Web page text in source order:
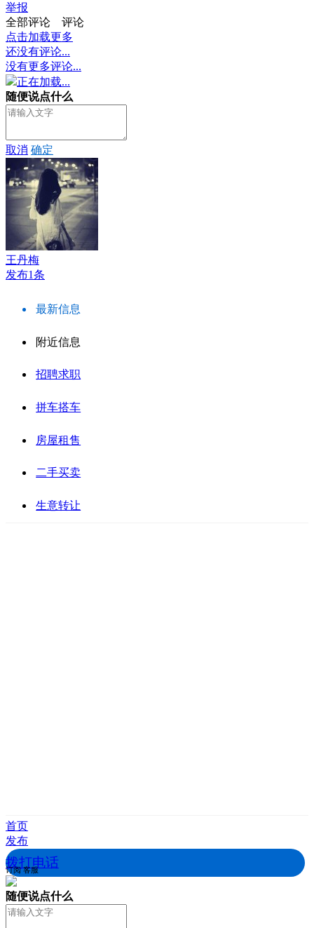
举报
全部评论
评论
点击加载更多
还没有评论...
没有更多评论...
正在加载...
随便说点什么
取消 确定
王丹梅
发布1条
最新信息
附近信息
招聘求职
拼车搭车
房屋租售
二手买卖
生意转让
首页
发布
拨打电话
订阅 客服
随便说点什么